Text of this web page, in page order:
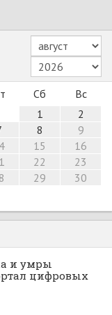
Сб
Вс
1
2
8
9
15
16
22
23
29
30
и умры
цифровых